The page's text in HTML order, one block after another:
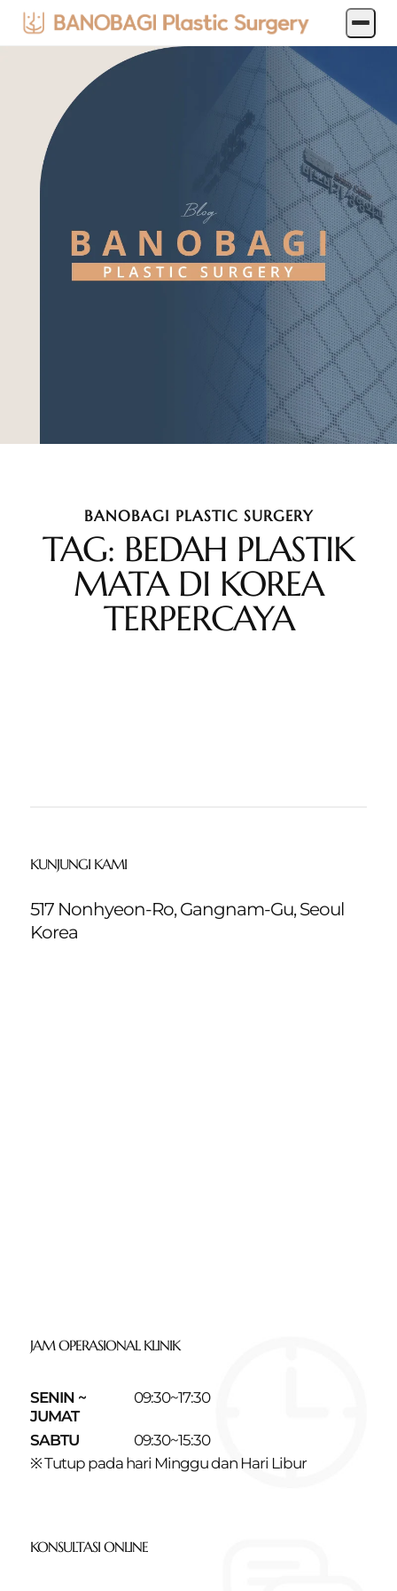
BANOBAGI PLASTIC SURGERY
TAG: BEDAH PLASTIK
MATA DI KOREA
TERPERCAYA
KUNJUNGI KAMI
517 Nonhyeon-Ro, Gangnam-Gu, Seoul
Korea
JAM OPERASIONAL KLINIK
SENIN ~
JUMAT
09:30~17:30
SABTU
09:30~15:30
※ Tutup pada hari Minggu dan Hari Libur
KONSULTASI ONLINE